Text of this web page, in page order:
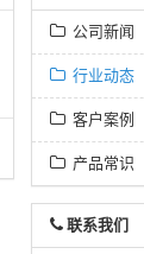
公司新闻
行业动态
客户案例
产品常识
联系我们